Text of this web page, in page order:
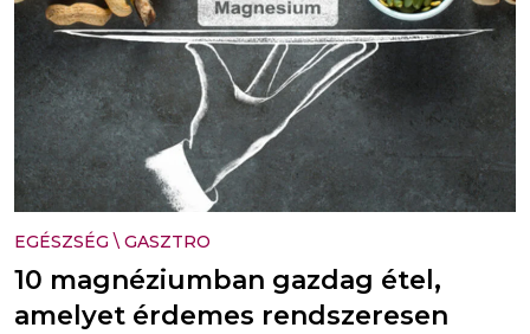
EGÉSZSÉG \ GASZTRO
10 magnéziumban gazdag étel,
amelyet érdemes rendszeresen